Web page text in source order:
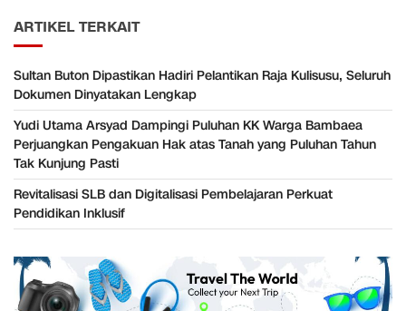
ARTIKEL TERKAIT
Sultan Buton Dipastikan Hadiri Pelantikan Raja Kulisusu, Seluruh
Dokumen Dinyatakan Lengkap
Yudi Utama Arsyad Dampingi Puluhan KK Warga Bambaea
Perjuangkan Pengakuan Hak atas Tanah yang Puluhan Tahun
Tak Kunjung Pasti
Revitalisasi SLB dan Digitalisasi Pembelajaran Perkuat
Pendidikan Inklusif